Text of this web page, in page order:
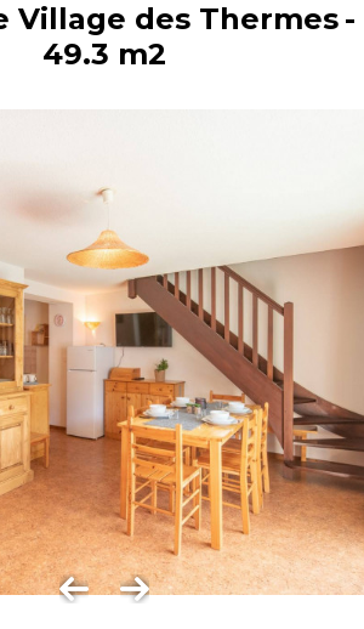
Village des Thermes
49.3 m2